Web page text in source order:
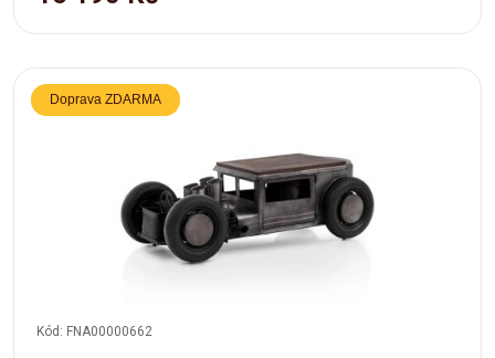
Doprava ZDARMA
Kód: FNA00000662